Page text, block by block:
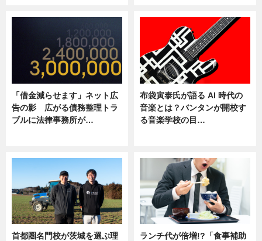
「借金減らせます」ネット広
告の影 広がる債務整理トラ
ブルに法律事務所が…
布袋寅泰氏が語る AI 時代の
音楽とは？バンタンが開校す
る音楽学校の目…
首都圏名門校が茨城を選ぶ理
ランチ代が倍増!?「食事補助